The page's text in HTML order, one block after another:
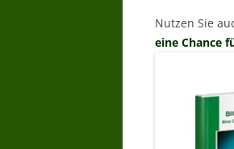
Nutzen Sie
eine Chance